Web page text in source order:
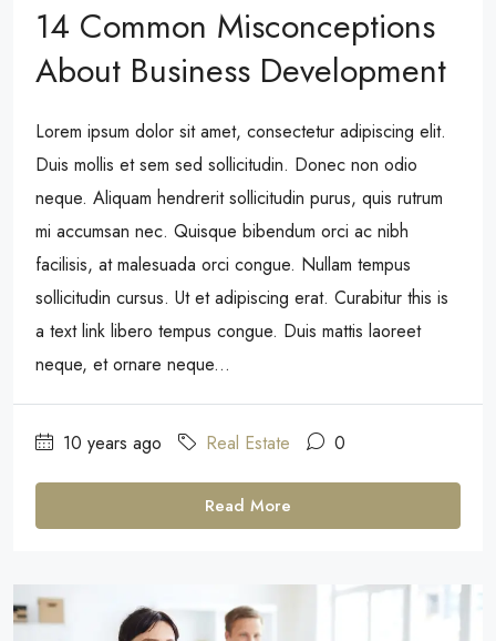
14 Common Misconceptions
About Business Development
Lorem ipsum dolor sit amet, consectetur adipiscing elit.
Duis mollis et sem sed sollicitudin. Donec non odio
neque. Aliquam hendrerit sollicitudin purus, quis rutrum
mi accumsan nec. Quisque bibendum orci ac nibh
facilisis, at malesuada orci congue. Nullam tempus
sollicitudin cursus. Ut et adipiscing erat. Curabitur this is
a text link libero tempus congue. Duis mattis laoreet
neque, et ornare neque...
10 years ago Real Estate 0
Read More